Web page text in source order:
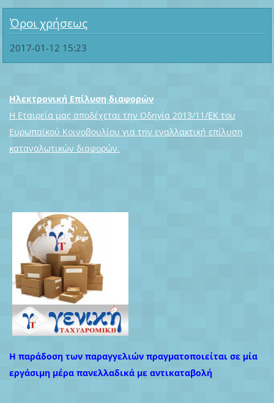
Όροι χρήσεως
2017-01-12 15:23
Ηλεκτρονική Επίλυση διαφορών
Η Εταιρεία μας αποδέχεται την Οδηγία 2013/11/ΕΚ του
Ευρωπαϊκού Κοινοβουλίου για την εναλλακτική επίλυση
καταναλωτικών διαφορών.
Η παράδοση των παραγγελιών πραγματοποιείται σε μία
εργάσιμη μέρα πανελλαδικά με αντικαταβολή